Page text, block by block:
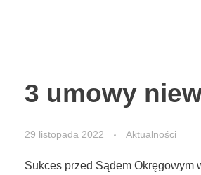
3 umowy
29 listopada 2022 Aktualności
Sukces przed Sądem Okręgowym